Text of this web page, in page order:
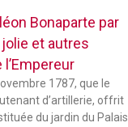
Bonaparte par
et autres
1787, que le
d’artillerie, offrit
du jardin du Palais